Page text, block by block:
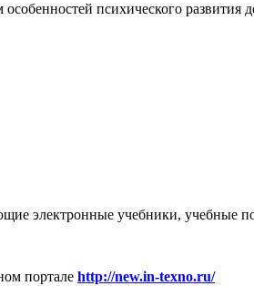
психического
электронные учебники, учебные
портале http://new.in-texno.ru/